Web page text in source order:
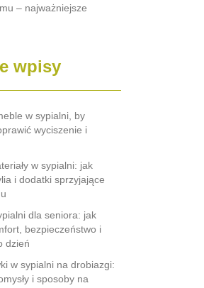
– najważniejsze
wpisy
w sypialni, by
wyciszenie i
w sypialni: jak
i dodatki sprzyjające
dla seniora: jak
bezpieczeństwo i
dzień
w sypialni na drobiazgi:
i sposoby na